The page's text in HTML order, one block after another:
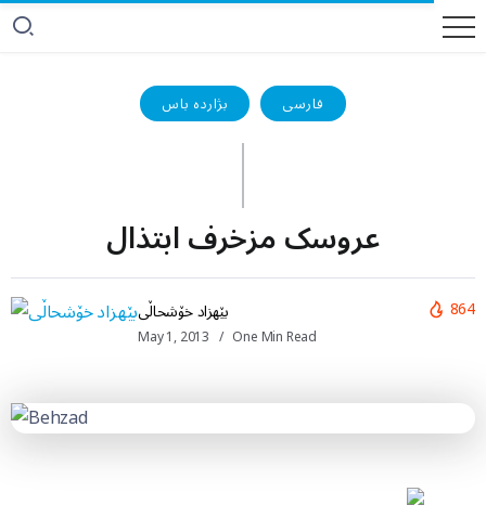
بژاردە باس فارسی
عروسک مزخرف ابتذال
بێهزاد خۆشحاڵی
May 1, 2013 One Min Read
864